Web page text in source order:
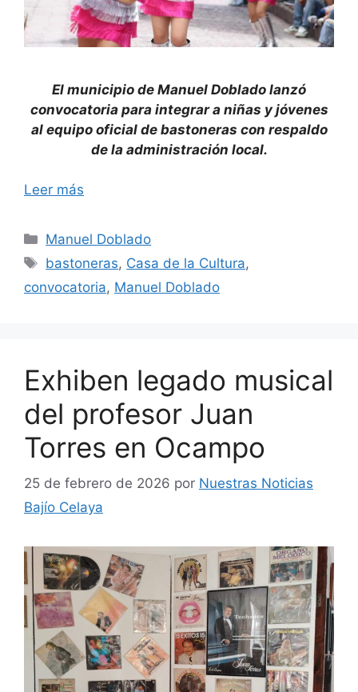
El municipio de Manuel Doblado lanzó
convocatoria para integrar a niñas y jóvenes
al equipo oficial de bastoneras con respaldo
de la administración local.
Leer más
Categorías
Manuel Doblado
Etiquetas
bastoneras, Casa de la Cultura,
convocatoria, Manuel Doblado
Exhiben legado musical
del profesor Juan
Torres en Ocampo
25 de febrero de 2026 por Nuestras Noticias
Bajío Celaya